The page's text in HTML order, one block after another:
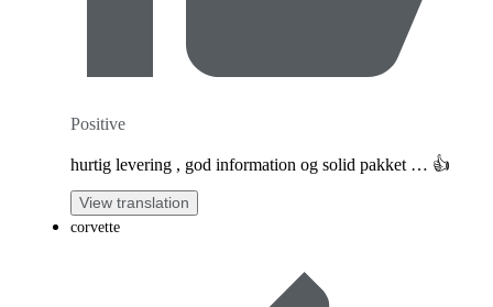
Positive
hurtig levering , god information og solid pakket … 👍
View translation
corvette